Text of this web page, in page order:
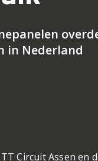
in Nederland
Circuit Assen en